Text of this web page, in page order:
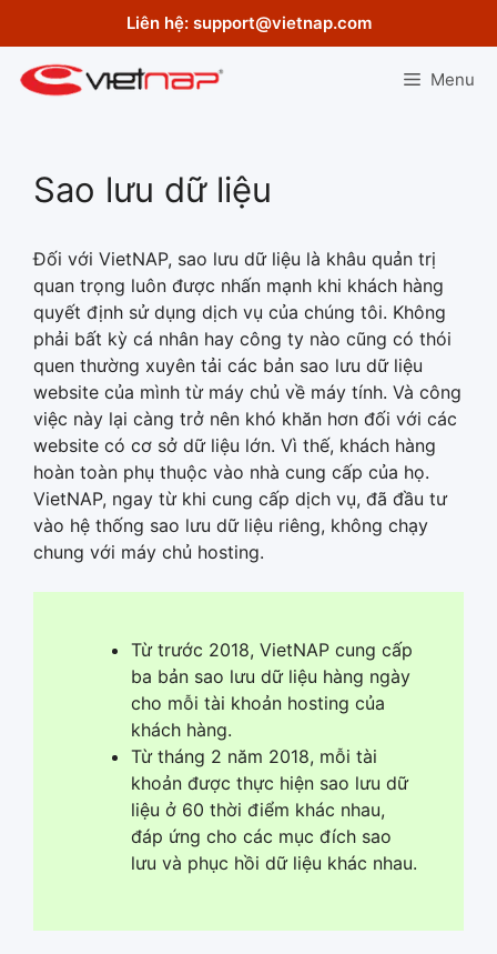
content
Liên hệ: support@vietnap.com
Menu
Sao lưu dữ liệu
Đối với VietNAP, sao lưu dữ liệu là khâu quản trị
quan trọng luôn được nhấn mạnh khi khách hàng
quyết định sử dụng dịch vụ của chúng tôi. Không
phải bất kỳ cá nhân hay công ty nào cũng có thói
quen thường xuyên tải các bản sao lưu dữ liệu
website của mình từ máy chủ về máy tính. Và công
việc này lại càng trở nên khó khăn hơn đối với các
website có cơ sở dữ liệu lớn. Vì thế, khách hàng
hoàn toàn phụ thuộc vào nhà cung cấp của họ.
VietNAP, ngay từ khi cung cấp dịch vụ, đã đầu tư
vào hệ thống sao lưu dữ liệu riêng, không chạy
chung với máy chủ hosting.
Từ trước 2018, VietNAP cung cấp
ba bản sao lưu dữ liệu hàng ngày
cho mỗi tài khoản hosting của
khách hàng.
Từ tháng 2 năm 2018, mỗi tài
khoản được thực hiện sao lưu dữ
liệu ở 60 thời điểm khác nhau,
đáp ứng cho các mục đích sao
lưu và phục hồi dữ liệu khác nhau.